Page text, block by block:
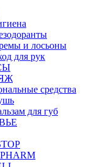
и лосьоны
для рук
средства
для губ